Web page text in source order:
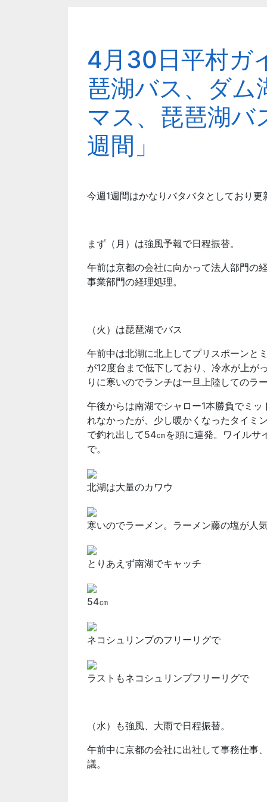
4月30日平村ガ
琶湖バス、ダム
マス、琵琶湖バ
週間」
今週1週間はかなりバタバタとしており更
まず（月）は強風予報で日程振替。
午前は京都の会社に向かって法人部門の
事業部門の経理処理。
（火）は琵琶湖でバス
午前中は北湖に北上してプリスポーンと
が12度台まで低下しており、冷水が上が
りに寒いのでランチは一旦上陸してのラ
午後からは南湖でシャロー1本勝負でミ
れなかったが、少し暖かくなったタイミ
で釣れ出して54㎝を頭に連発。ワイル
で。
北湖は大量のカワウ
寒いのでラーメン。ラーメン藤の塩が人気
とりあえず南湖でキャッチ
54㎝
ネコシュリンプのフリーリグで
ラストもネコシュリンプフリーリグで
（水）も強風、大雨で日程振替。
午前中に京都の会社に出社して事務仕事
議。